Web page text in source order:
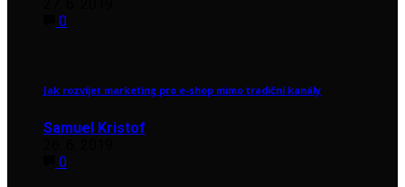
0
Jak rozvíjet marketing pro e-shop mimo tradiční kanály
Samuel Kristof
0